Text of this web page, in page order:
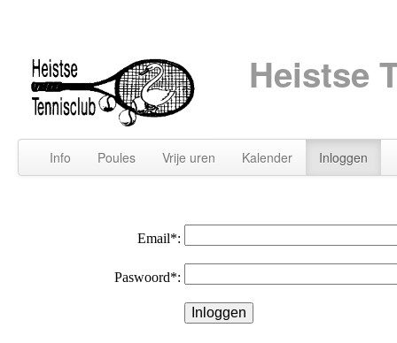
Heistse
Info Poules Vrije uren Kalender Inloggen